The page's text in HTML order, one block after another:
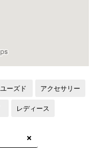
ユーズド アクセサリー
レディース